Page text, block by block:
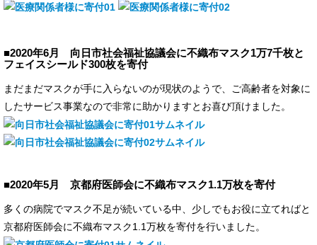
■2020年6月 向日市社会福祉協議会に不織布マスク1万7千枚と
フェイスシールド300枚を寄付
まだまだマスクが手に入らないのが現状のようで、ご高齢者を対象に
したサービス事業なので非常に助かりますとお喜び頂けました。
■2020年5月 京都府医師会に不織布マスク1.1万枚を寄付
多くの病院でマスク不足が続いている中、少しでもお役に立てればと
京都府医師会に不織布マスク1.1万枚を寄付を行いました。